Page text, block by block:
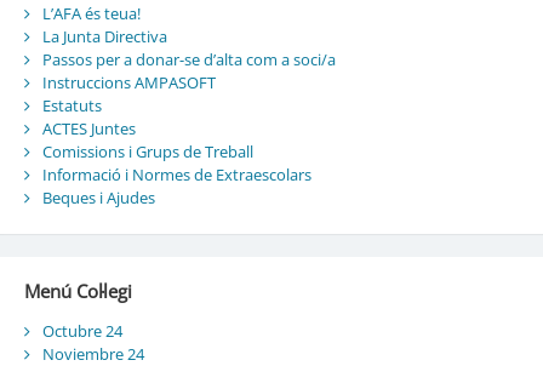
L’AFA és teua!
La Junta Directiva
Passos per a donar-se d’alta com a soci/a
Instruccions AMPASOFT
Estatuts
ACTES Juntes
Comissions i Grups de Treball
Informació i Normes de Extraescolars
Beques i Ajudes
Menú Col·legi
Octubre 24
Noviembre 24